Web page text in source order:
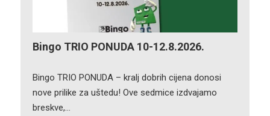
Bingo TRIO PONUDA 10-12.8.2026.
Bingo TRIO PONUDA – kralj dobrih cijena donosi
nove prilike za uštedu! Ove sedmice izdvajamo
breskve,…